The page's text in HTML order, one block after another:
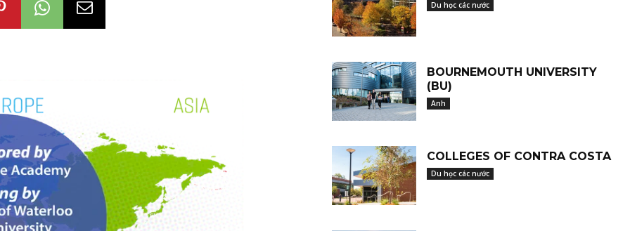
Du học các nước
BOURNEMOUTH UNIVERSITY
(BU)
Anh
COLLEGES OF CONTRA COSTA
Du học các nước